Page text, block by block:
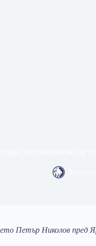
Петър Николов пред